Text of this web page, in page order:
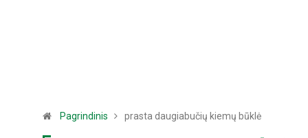
Pagrindinis prasta daugiabučių kiemų būklė